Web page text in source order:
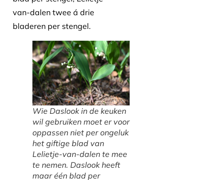
van-dalen twee á drie
bladeren per stengel.
Wie Daslook in de keuken
wil gebruiken moet er voor
oppassen niet per ongeluk
het giftige blad van
Lelietje-van-dalen te mee
te nemen. Daslook heeft
maar één blad per